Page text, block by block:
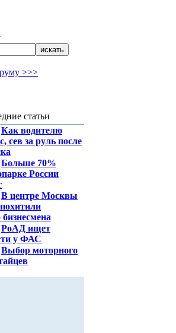
>>>
статьи
Как водителю
сев за руль после
Больше 70%
России
В центре Москвы
РоАД ищет
у ФАС
Выбор моторного